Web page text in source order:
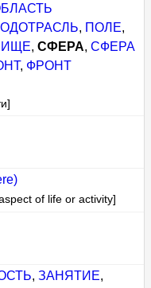
, ПОЛЕ,
,СФЕРА,СФЕРА
, ФРОНТ
of life or activity]
, ЗАНЯТИЕ,